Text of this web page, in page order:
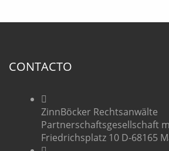
CONTACTO
ZinnBöcker Rechtsanwälte
Partnerschaftsgesellschaft
Friedrichsplatz 10 D-68165